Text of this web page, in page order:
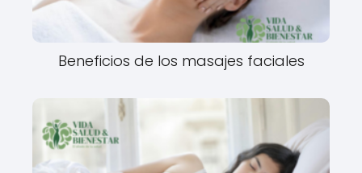
Beneficios de los masajes faciales